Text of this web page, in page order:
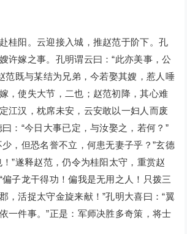
阳。云迎接入城，推赵范于阶下。孔
许嫁之事。孔明谓云曰：“此亦美事，公
范既与某结为兄弟，今若娶其嫂，惹人唾
，使失大节，二也；赵范初降，其心难
江汉，枕席未安，云安敢以一妇人而废
：“今日大事已定，与汝娶之，若何？”
，但恐名誉不立，何患无妻子乎？”玄德
”遂释赵范，仍令为桂阳太守，重赏赵
偏子龙干得功！偏我是无用之人！只拨三
，活捉太守金旋来献！”孔明大喜曰：“翼
一件事。”正是：军师决胜多奇策，将士